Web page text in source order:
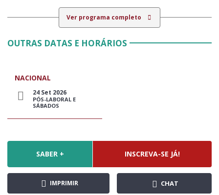
Ver programa completo
OUTRAS DATAS E HORÁRIOS
NACIONAL
24 Set 2026
PÓS-LABORAL E
SÁBADOS
SABER + INSCREVA-SE JÁ!
IMPRIMIR CHAT